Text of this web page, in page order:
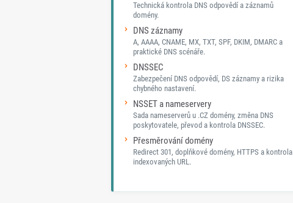
Technická kontrola DNS odpovědí a záznamů
domény.
DNS záznamy
A, AAAA, CNAME, MX, TXT, SPF, DKIM, DMARC a
praktické DNS scénáře.
DNSSEC
Zabezpečení DNS odpovědí, DS záznamy a rizika
chybného nastavení.
NSSET a nameservery
Sada nameserverů u .CZ domény, změna DNS
poskytovatele, převod a kontrola DNSSEC.
Přesměrování domény
Redirect 301, doplňkové domény, HTTPS a kontrola
indexovaných URL.